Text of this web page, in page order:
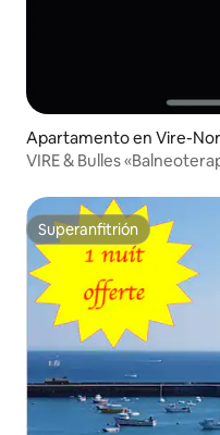
Apartamento en Vire-
VIRE & Bulles
Superanfitrión
Superanfitrión